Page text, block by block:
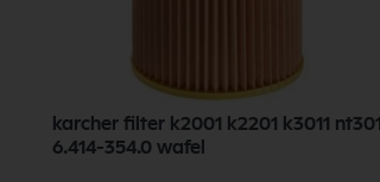
karcher filter k2001 k2201 k3011 nt301
6.414-354.0 wafel